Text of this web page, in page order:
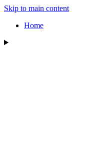
Skip to main content
Home